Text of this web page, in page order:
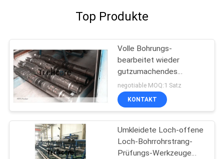
Top Produkte
Volle Bohrungs-
bearbeitet wieder
gutzumachendes
Verpacker Downhole-Öl 9
5/8" 10000 wohle
Prüfung P/in
negotiable MOQ:1 Satz
KONTAKT
Umkleidete Loch-offene
Loch-Bohrrohrstrang-
Prüfungs-Werkzeuge